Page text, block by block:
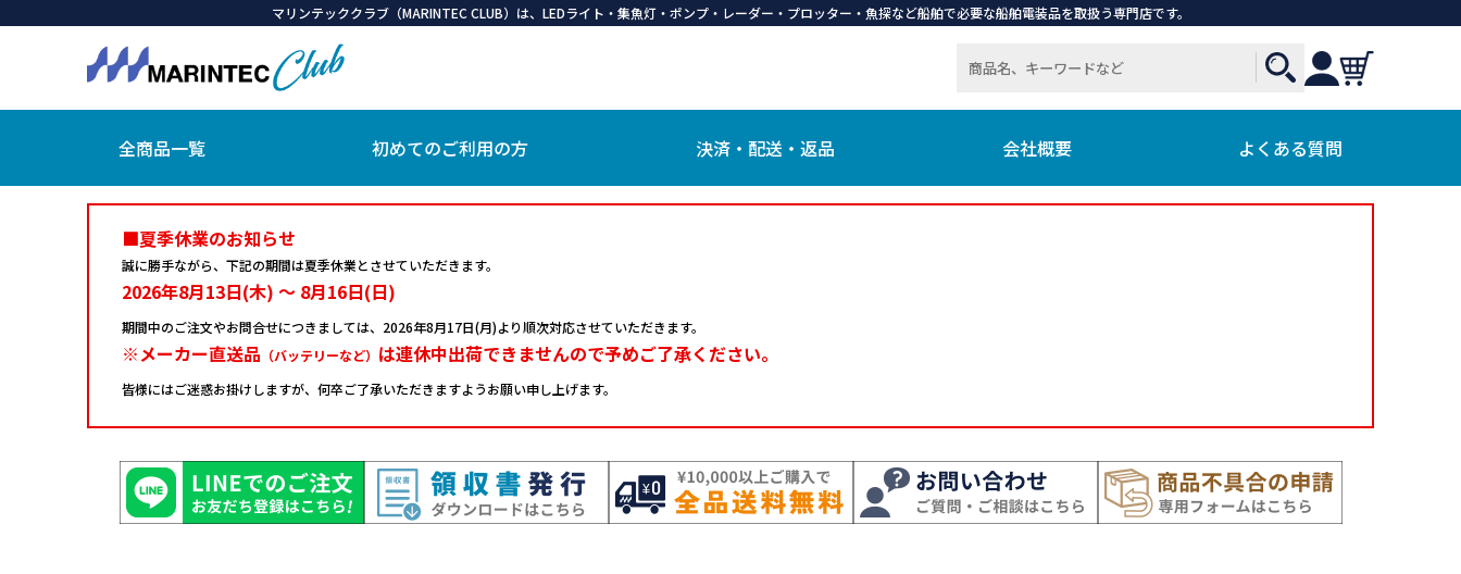
マリンテッククラブ（MARINTEC CLUB）は、LEDライト・集魚灯・ポンプ・レーダー・プロッター・魚探など船舶で必要な船舶電装品を取扱う専門店です。
全商品一覧 初めてのご利用の方 決済・配送・返品 会社概要 よくある質問
■夏季休業のお知らせ
誠に勝手ながら、下記の期間は夏季休業とさせていただきます。
2026年8月13日(木) ～ 8月16日(日)
期間中のご注文やお問合せにつきましては、 2026年8月17日(月)より順次対応させていただきます。
※メーカー直送品 （バッテリーなど） は連休中出荷できませんので予めご了承ください。
皆様にはご迷惑お掛けしますが、何卒ご了承いただきますようお願い申し上げます。